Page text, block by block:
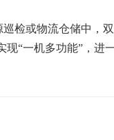
物流仓储中，双
“一机多功能”，进